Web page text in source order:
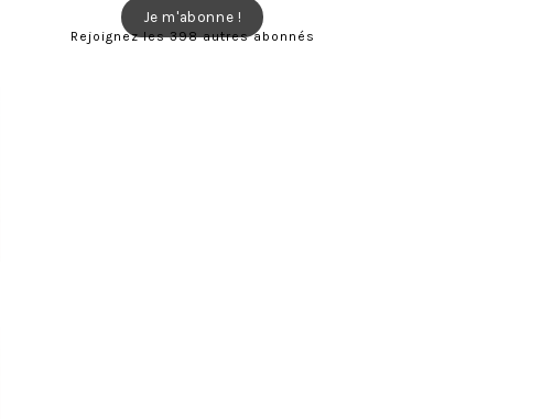
Je m'abonne !
Rejoignez les 398 autres abonnés